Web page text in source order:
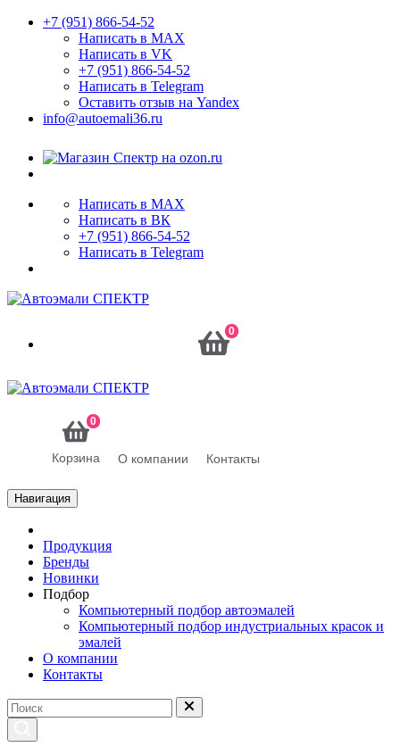
+7 (951) 866-54-52
Написать в MAX
Написать в VK
+7 (951) 866-54-52
Написать в Telegram
Оставить отзыв на Yandex
info@autoemali36.ru
Написать в MAX
Написать в ВК
+7 (951) 866-54-52
Написать в Telegram
0
0
Корзина О компании Контакты
Навигация
Продукция
Бренды
Новинки
Подбор
Компьютерный подбор автоэмалей
Компьютерный подбор индустриальных красок и
эмалей
О компании
Контакты